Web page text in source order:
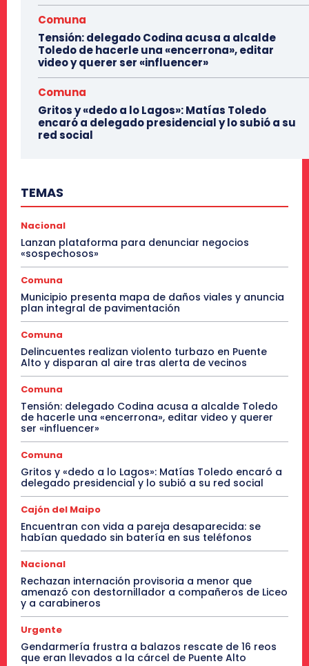
Comuna
Tensión: delegado Codina acusa a alcalde
Toledo de hacerle una «encerrona», editar
video y querer ser «influencer»
Comuna
Gritos y «dedo a lo Lagos»: Matías Toledo
encaró a delegado presidencial y lo subió a su
red social
TEMAS
Nacional
Lanzan plataforma para denunciar negocios
«sospechosos»
Comuna
Municipio presenta mapa de daños viales y anuncia
plan integral de pavimentación
Comuna
Delincuentes realizan violento turbazo en Puente
Alto y disparan al aire tras alerta de vecinos
Comuna
Tensión: delegado Codina acusa a alcalde Toledo
de hacerle una «encerrona», editar video y querer
ser «influencer»
Comuna
Gritos y «dedo a lo Lagos»: Matías Toledo encaró a
delegado presidencial y lo subió a su red social
Cajón del Maipo
Encuentran con vida a pareja desaparecida: se
habían quedado sin batería en sus teléfonos
Nacional
Rechazan internación provisoria a menor que
amenazó con destornillador a compañeros de Liceo
y a carabineros
Urgente
Gendarmería frustra a balazos rescate de 16 reos
que eran llevados a la cárcel de Puente Alto